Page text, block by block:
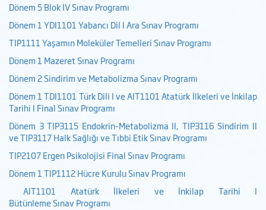
Dönem 5 Blok IV Sınav Programı
Dönem 1 YDI1101 Yabancı Dil I Ara Sınav Programı
TIP1111 Yaşamın Moleküler Temelleri Sınav Programı
Dönem 1 Mazeret Sınav Programı
Dönem 2 Sindirim ve Metabolizma Sınav Programı
Dönem 1 TDI1101 Türk Dili I ve AIT1101 Atatürk İlkeleri ve İnkilap
Tarihi I Final Sınav Programı
Dönem 3 TIP3115 Endokrin-Metabolizma II, TIP3116 Sindirim II
ve TIP3117 Halk Sağlığı ve Tıbbi Etik Sınav Programı
TIP2107 Ergen Psikolojisi Final Sınav Programı
Dönem 1 TIP1112 Hücre Kurulu Sınav Programı
AIT1101 Atatürk İlkeleri ve İnkilap Tarihi I
Bütünleme Sınav Programı